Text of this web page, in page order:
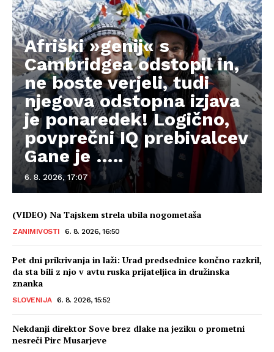
Afriški »genij« s
Cambridgea odstopil in,
ne boste verjeli, tudi
njegova odstopna izjava
je ponaredek! Logično,
povprečni IQ prebivalcev
Gane je …..
6. 8. 2026, 17:07
(VIDEO) Na Tajskem strela ubila nogometaša
ZANIMIVOSTI 6. 8. 2026, 16:50
Pet dni prikrivanja in laži: Urad predsednice končno razkril,
da sta bili z njo v avtu ruska prijateljica in družinska
znanka
SLOVENIJA 6. 8. 2026, 15:52
Nekdanji direktor Sove brez dlake na jeziku o prometni
nesreči Pirc Musarjeve